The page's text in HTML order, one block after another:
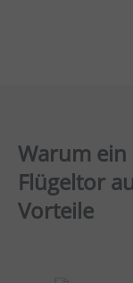
Warum
Flügeltor
Vorteile